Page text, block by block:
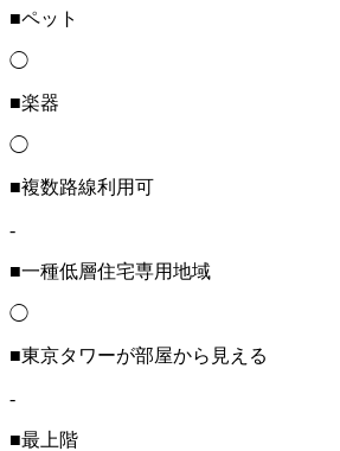
■ペット
◯
■楽器
◯
■複数路線利用可
-
■一種低層住宅専用地域
◯
■東京タワーが部屋から見える
-
■最上階